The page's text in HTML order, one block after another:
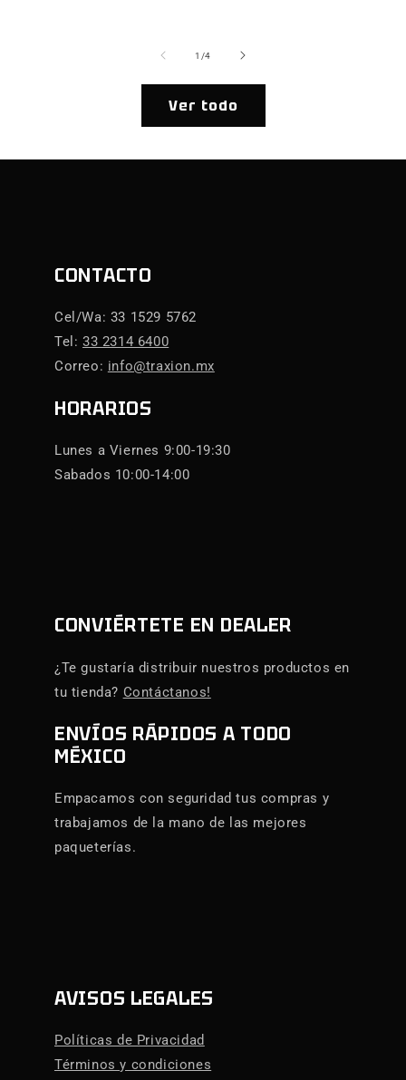
1 /de
4
Ver todo
CONTACTO
Cel/Wa: 33 1529 5762
Tel:33 2314 6400
Correo: info@traxion.mx
HORARIOS
Lunes a Viernes 9:00-19:30
Sabados 10:00-14:00
CONVIÉRTETE EN DEALER
¿Te gustaría distribuir nuestros productos en
tu tienda? Contáctanos!
ENVÍOS RÁPIDOS A TODO
MÉXICO
Empacamos con seguridad tus compras y
trabajamos de la mano de las mejores
paqueterías.
AVISOS LEGALES
Políticas de Privacidad
Términos y condiciones